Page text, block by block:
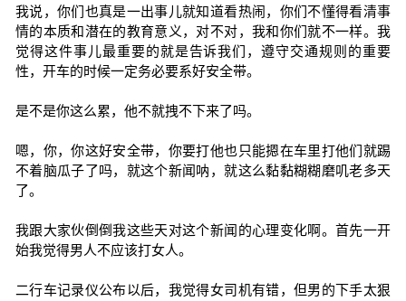
我说，你们也真是一出事儿就知道看热闹，你们不懂得看清事
情的本质和潜在的教育意义，对不对，我和你们就不一样。我
觉得这件事儿最重要的就是告诉我们，遵守交通规则的重要
性，开车的时候一定务必要系好安全带。
是不是你这么累，他不就拽不下来了吗。
嗯，你，你这好安全带，你要打他也只能摁在车里打他们就踢
不着脑瓜子了吗，就这个新闻呐，就这么黏黏糊糊磨叽老多天
了。
我跟大家伙倒倒我这些天对这个新闻的心理变化啊。首先一开
始我觉得男人不应该打女人。
二行车记录仪公布以后，我觉得女司机有错，但男的下手太狠